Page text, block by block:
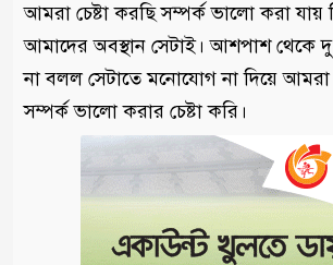
আমরা চেষ্টা করছি সম্পর্ক ভালো করা যায়
আমাদের অবস্থান সেটাই। আশপাশ থেকে
না বলল সেটাতে মনোযোগ না দিয়ে
সম্পর্ক ভালো করার চেষ্টা করি।